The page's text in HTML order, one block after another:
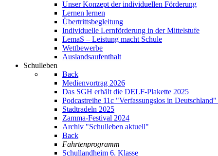
Unser Konzept der individuellen Förderung
Lernen lernen
Übertrittsbegleitung
Individuelle Lernförderung in der Mittelstufe
LemaS – Leistung macht Schule
Wettbewerbe
Auslandsaufenthalt
Schulleben
Back
Medienvortrag 2026
Das SGH erhält die DELF-Plakette 2025
Podcastreihe 11c "Verfassungslos in
Stadtradeln 2025
Zamma-Festival 2024
Archiv "Schulleben aktuell"
Back
Fahrtenprogramm
Schullandheim 6. Klasse